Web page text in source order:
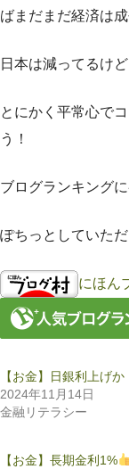
ばまだまだ経済は
日本は減ってるけ
とにかく平常心で
う！
ブログランキング
ぽちっとしていた
にほん
【お金】日銀利上げか
2024年11月14日
金融リテラシー
【お金】長期金利1%